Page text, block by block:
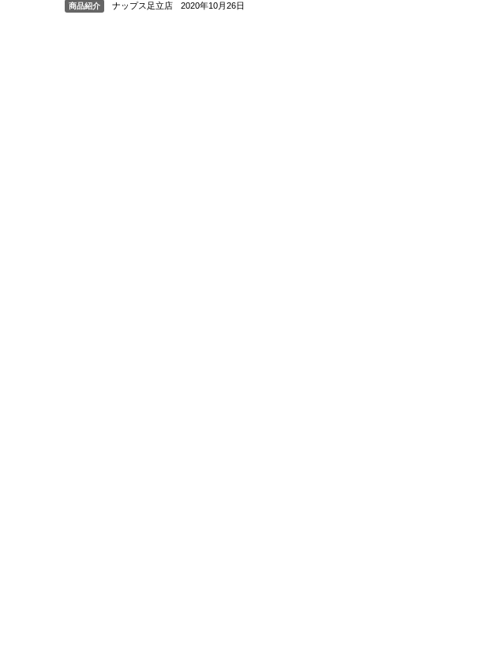
商品紹介 ナップス足立店 2020年10月26日